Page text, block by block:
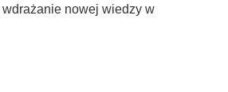
nowej wiedzy w